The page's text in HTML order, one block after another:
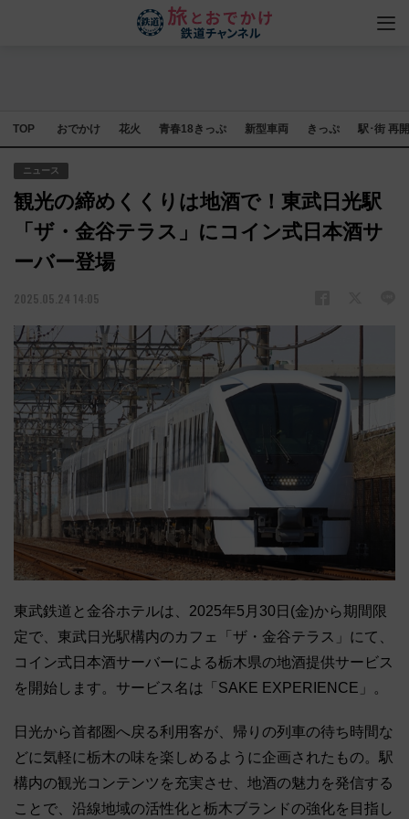
TOP おでかけ 花火 青春18きっぷ 新型車両 きっぷ 駅･街 再
ニュース
観光の締めくくりは地酒で！東武日光駅
「ザ・金谷テラス」にコイン式日本酒サ
ーバー登場
2025.05.24 14:05
東武鉄道と金谷ホテルは、2025年5月30日(金)から期間限
定で、東武日光駅構内のカフェ「ザ・金谷テラス」にて、
コイン式日本酒サーバーによる栃木県の地酒提供サービス
を開始します。サービス名は「SAKE EXPERIENCE」。
日光から首都圏へ戻る利用客が、帰りの列車の待ち時間な
どに気軽に栃木の味を楽しめるように企画されたもの。駅
構内の観光コンテンツを充実させ、地酒の魅力を発信する
ことで、沿線地域の活性化と栃木ブランドの強化を目指し